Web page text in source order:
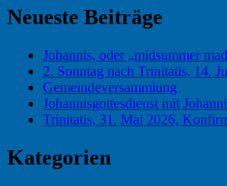
Neueste Beiträge
Johannis, oder „midsummer
2. Sonntag nach Trinitatis, 14.
Gemeindeversammlung
Johannisgottesdienst mit
Trinitatis, 31. Mai 2026,
Kategorien